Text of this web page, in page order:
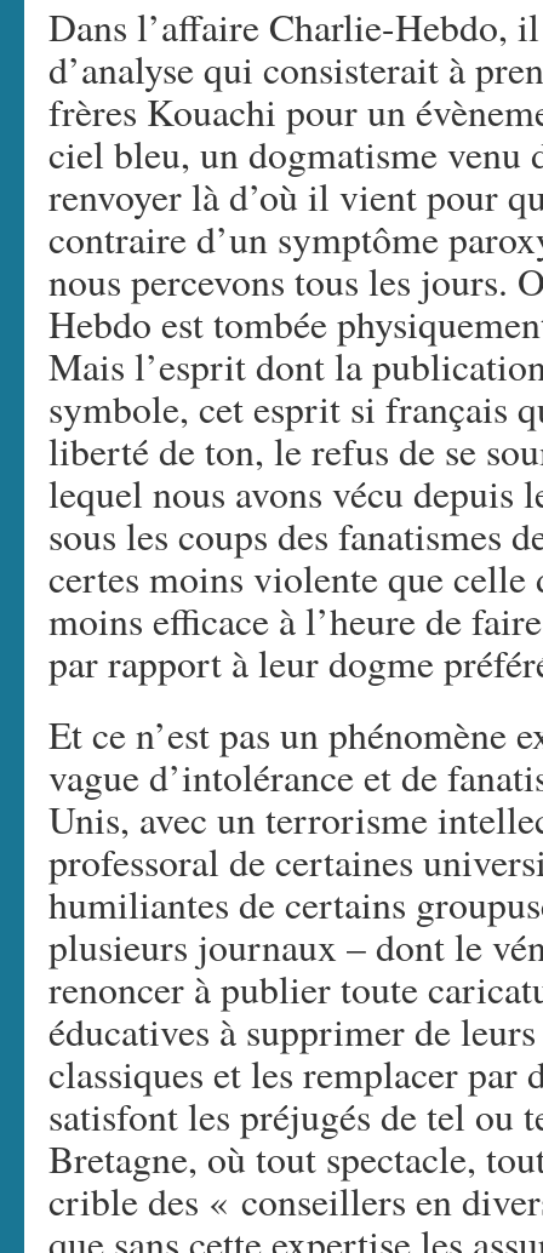
Dans l’affaire Charlie-Hebdo,
d’analyse qui consisterait à
frères Kouachi pour un
ciel bleu, un dogmatisme venu
renvoyer là d’où il vient pour
contraire d’un symptôme
nous percevons tous les jours.
Hebdo est tombée
Mais l’esprit dont la
symbole, cet esprit si français
liberté de ton, le refus de se
lequel nous avons vécu depuis
sous les coups des fanatismes
certes moins violente que celle
moins efficace à l’heure de
par rapport à leur dogme
Et ce n’est pas un phénomène
vague d’intolérance et de
Unis, avec un terrorisme
professoral de certaines
humiliantes de certains
plusieurs journaux – dont le
renoncer à publier toute
éducatives à supprimer de
classiques et les remplacer
satisfont les préjugés de tel ou
Bretagne, où tout spectacle,
crible des « conseillers en